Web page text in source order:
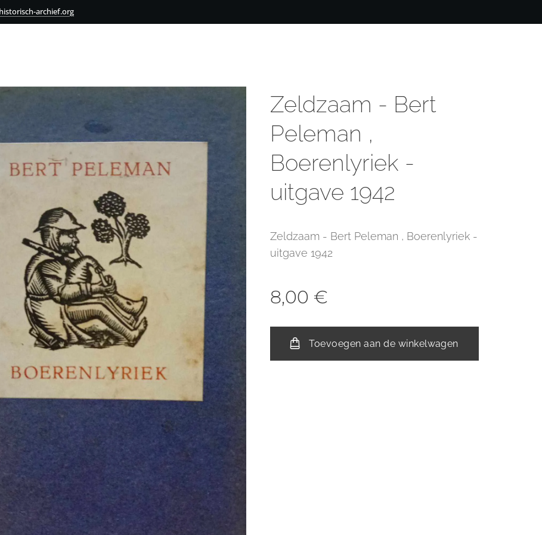
archief.org
Zeldzaam - Bert
Peleman ,
Boerenlyriek -
uitgave 1942
Zeldzaam - Bert Peleman , Boerenlyriek -
uitgave 1942
8,00 €
Toevoegen aan de winkelwagen